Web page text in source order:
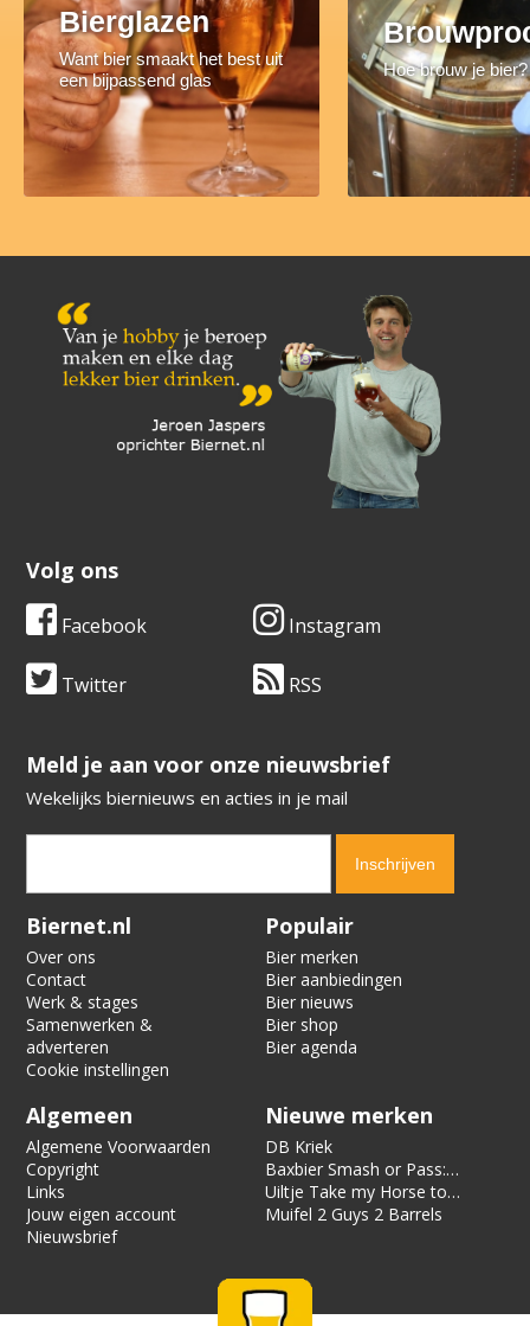
Bierglazen
Want bier smaakt het best uit
een bijpassend glas
Hoe brouw je bier?
Volg ons
Facebook Instagram
Twitter RSS
​​​​​​​Meld je aan voor onze nieuwsbrief
Wekelijks biernieuws en acties in je mail
Verification code:
Biernet.nl
Over ons
Contact
Werk & stages
Samenwerken &
adverteren
Cookie instellingen
Populair
Bier merken
Bier aanbiedingen
Bier nieuws
Bier shop
Bier agenda
Algemeen
Algemene Voorwaarden
Copyright
Links
Jouw eigen account
Nieuwsbrief
Nieuwe merken
DB Kriek
Baxbier Smash or Pass:
Strata
Uiltje Take my Horse to
the Hotel Room
Muifel 2 Guys 2 Barrels